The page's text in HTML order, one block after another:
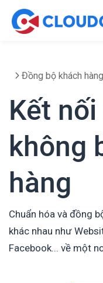
Đồng bộ khách
Kết
không
hàng
Chuẩn hóa và đồng
khác nhau như
Facebook... về một